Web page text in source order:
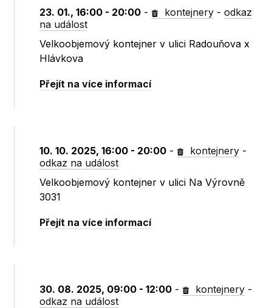
23. 01., 16:00 - 20:00 - kontejnery -odkaz
na událost
Velkoobjemový kontejner v ulici Radouňova x
Hlávkova
Přejít na více informací
10. 10. 2025, 16:00 - 20:00 - kontejnery -
odkaz na událost
Velkoobjemový kontejner v ulici Na Výrovně
3031
Přejít na více informací
30. 08. 2025, 09:00 - 12:00 - kontejnery -
odkaz na událost